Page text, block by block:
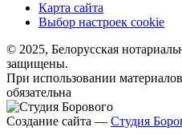
Карта сайта
Выбор настроек cookie
© 2025, Белорусская
защищены.
При использовании
обязательна
Создание сайта — Студия